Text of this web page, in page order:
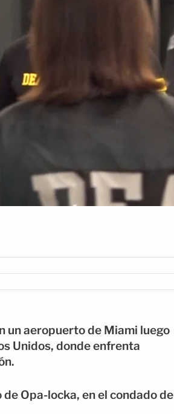
un aeropuerto de Miami luego
Unidos, donde enfrenta
Opa-locka, en el condado de